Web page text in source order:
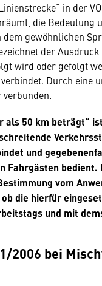
in der
die Bedeutung
gewöhnlichen
der Ausdruck
wird oder gefolgt
Durch eine
als 50 km beträgt“
und
Fahrgästen bedient.
vom
die hierfür
und mit
2006 bei